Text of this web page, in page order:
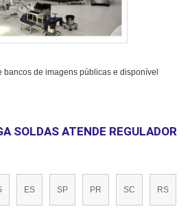
bancos de imagens públicas e disponível
SOLDAS ATENDE REGULADOR
ES SP PR SC RS